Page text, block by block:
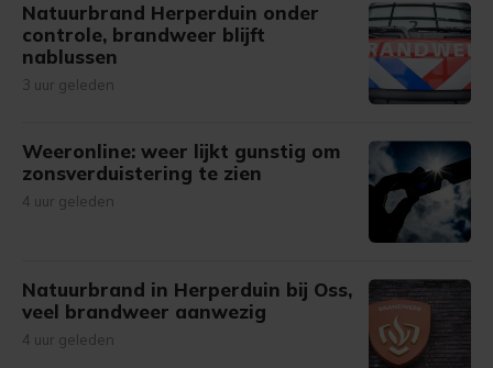
Natuurbrand Herperduin onder
controle, brandweer blijft
nablussen
3 uur geleden
Weeronline: weer lijkt gunstig om
zonsverduistering te zien
4 uur geleden
Natuurbrand in Herperduin bij Oss,
veel brandweer aanwezig
4 uur geleden